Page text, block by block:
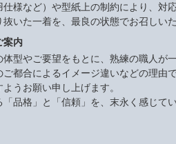
様など）や型紙上の制約により、対
いた一着を、最良の状態でお召しい
案内
型やご要望をもとに、熟練の職人が
都合によるイメージ違いなどの理由
うお願い申し上げます。
品格」と「信頼」を、末永く感じて